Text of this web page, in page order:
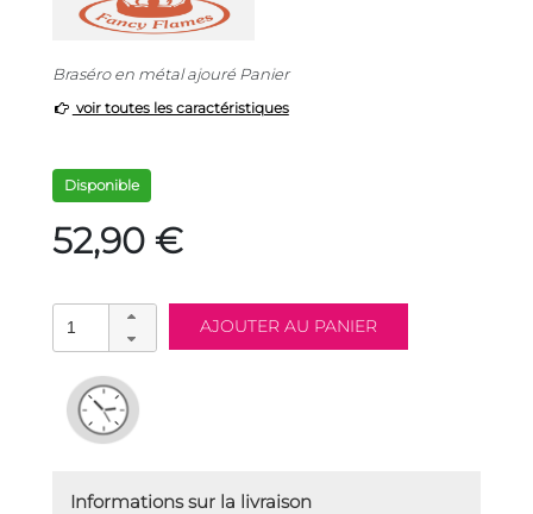
Braséro en métal ajouré Panier
voir toutes les caractéristiques
Disponible
52,90 €
Informations sur la livraison